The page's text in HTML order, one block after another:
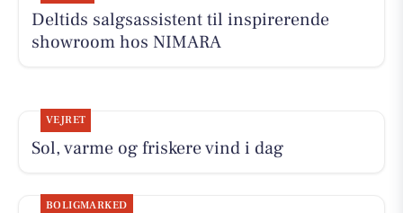
Deltids salgsassistent til inspirerende
showroom hos NIMARA
VEJRET
Sol, varme og friskere vind i dag
BOLIGMARKED